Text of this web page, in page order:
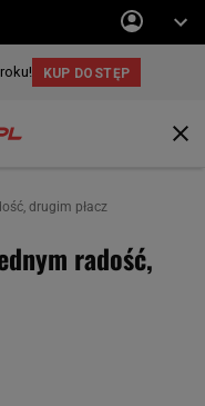
drugim płacz
radość,